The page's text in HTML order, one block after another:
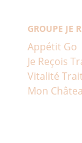
GROUPE JE
Appétit Go
Je Reçois
Vitalité
Mon